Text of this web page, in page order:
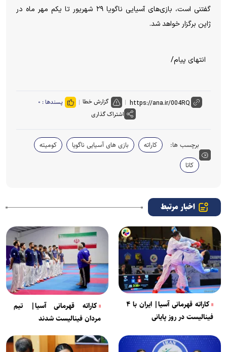
گفتنی است، بازی‌های آسیایی ناگویا ۲۹ شهریور تا یکم مهر ماه در
ژاپن برگزار خواهد شد.
انتهای پیام/
گزارش خطا پسندها : ۰
اشتراک گذاری
برچسب ها: کاراته بازی های آسیایی ناگویا
کومیته
کاتا
اخبار مرتبط
کاراته قهرمانی آسیا| ایران با ۴
فینالیست در روز پایانی
کاراته قهرمانی آسیا| تیم
مردان فینالیست شدند